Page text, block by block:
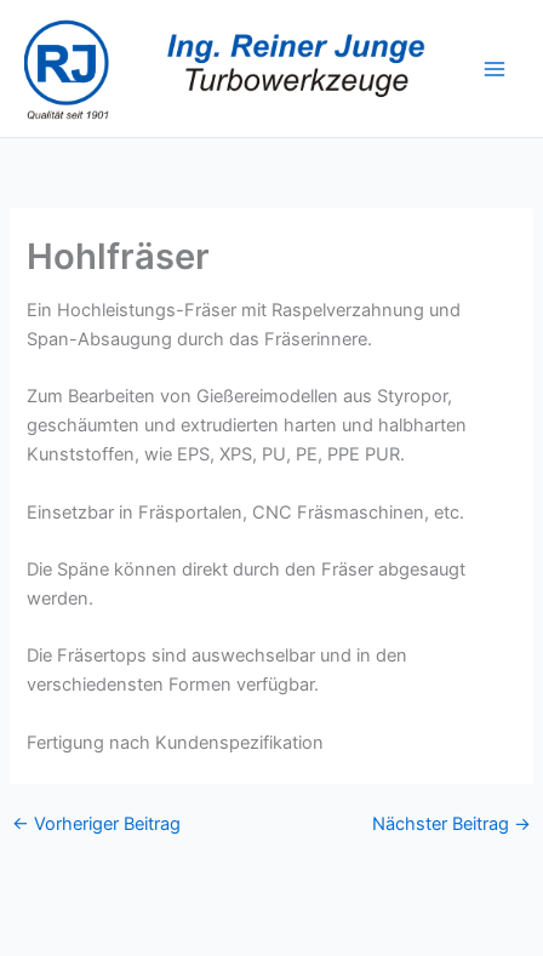
Inhalt
springen
Hohlfräser
Ein Hochleistungs-Fräser mit Raspelverzahnung und
Span-Absaugung durch das Fräserinnere.
Zum Bearbeiten von Gießereimodellen aus Styropor,
geschäumten und extrudierten harten und halbharten
Kunststoffen, wie EPS, XPS, PU, PE, PPE PUR.
Einsetzbar in Fräsportalen, CNC Fräsmaschinen, etc.
Die Späne können direkt durch den Fräser abgesaugt
werden.
Die Fräsertops sind auswechselbar und in den
verschiedensten Formen verfügbar.
Fertigung nach Kundenspezifikation
← Vorheriger Beitrag Nächster Beitrag →